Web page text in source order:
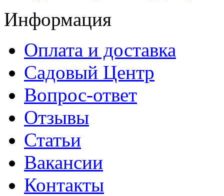
Информация
Оплата и доставка
Садовый Центр
Вопрос-ответ
Отзывы
Статьи
Вакансии
Контакты